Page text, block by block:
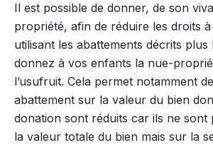
Il est possible de donner, de son
propriété, afin de réduire les droits
utilisant les abattements décrits plus
donnez à vos enfants la nue-
l’usufruit. Cela permet notamment
abattement sur la valeur du bien
donation sont réduits car ils ne sont
la valeur totale du bien mais sur la